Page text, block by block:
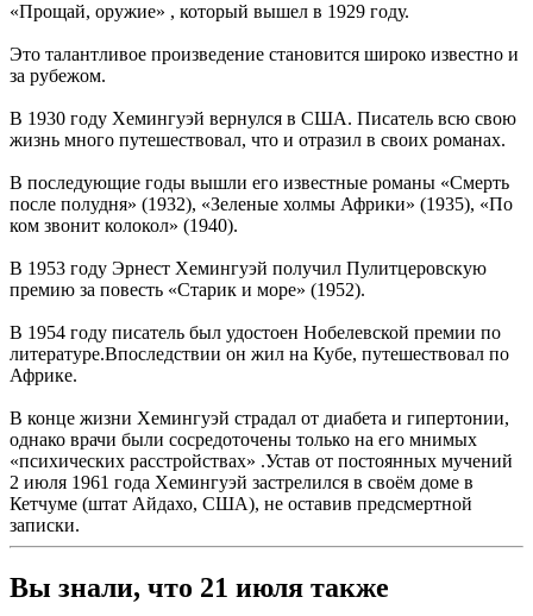
«Прощай, оружие» , который вышел в 1929 году.
Это талантливое произведение становится широко известно и
за рубежом.
В 1930 году Хемингуэй вернулся в США. Писатель всю свою
жизнь много путешествовал, что и отразил в своих романах.
В последующие годы вышли его известные романы «Смерть
после полудня» (1932), «Зеленые холмы Африки» (1935), «По
ком звонит колокол» (1940).
В 1953 году Эрнест Хемингуэй получил Пулитцеровскую
премию за повесть «Старик и море» (1952).
В 1954 году писатель был удостоен Нобелевской премии по
литературе.Впоследствии он жил на Кубе, путешествовал по
Африке.
В конце жизни Хемингуэй страдал от диабета и гипертонии,
однако врачи были сосредоточены только на его мнимых
«психических расстройствах» .Устав от постоянных мучений
2 июля 1961 года Хемингуэй застрелился в своём доме в
Кетчуме (штат Айдахо, США), не оставив предсмертной
записки.
Вы знали, что 21 июля также